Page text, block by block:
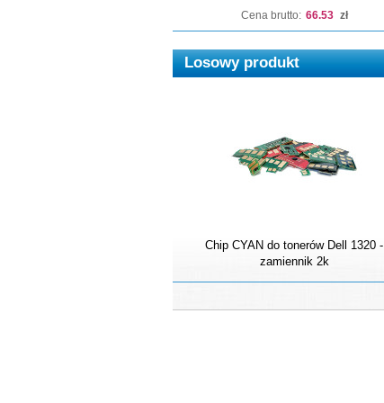
Cena brutto: 66.53 zł
Losowy produkt
Chip CYAN do tonerów Dell 1320 -
zamiennik 2k